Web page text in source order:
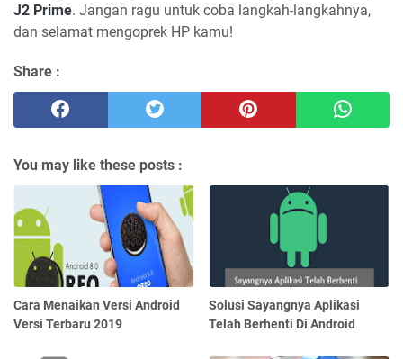
J2 Prime. Jangan ragu untuk coba langkah-langkahnya,
dan selamat mengoprek HP kamu!
Share :
You may like these posts :
Cara Menaikan Versi Android
Versi Terbaru 2019
Solusi Sayangnya Aplikasi
Telah Berhenti Di Android